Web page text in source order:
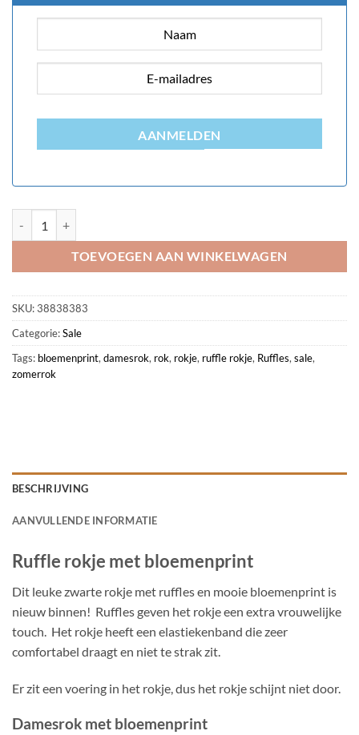
AANMELDEN
TOEVOEGEN AAN WINKELWAGEN
SKU:38838383
Categorie:Sale
Tags: bloemenprint, damesrok, rok, rokje, ruffle rokje, Ruffles, sale,
zomerrok
BESCHRIJVING
AANVULLENDE INFORMATIE
Ruffle rokje met bloemenprint
Dit leuke zwarte rokje met ruffles en mooie bloemenprint is
nieuw binnen! Ruffles geven het rokje een extra vrouwelijke
touch. Het rokje heeft een elastiekenband die zeer
comfortabel draagt en niet te strak zit.
Er zit een voering in het rokje, dus het rokje schijnt niet door.
Damesrok met bloemenprint